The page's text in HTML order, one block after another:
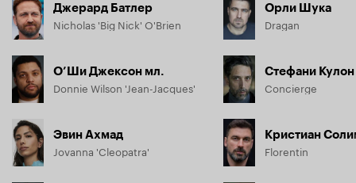
Джерард Батлер
Nicholas 'Big Nick' O'Brien
О’Ши Джексон мл.
Donnie Wilson 'Jean-Jacques'
Эвин Ахмад
Jovanna 'Cleopatra'
Орли Шука
Dragan
Стефани Кулон
Concierge
Кристиан
Florentin